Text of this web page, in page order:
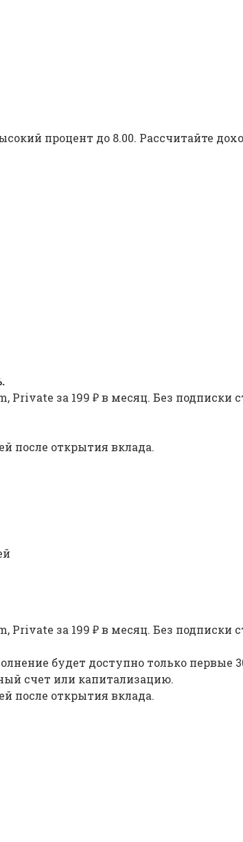
процент до 8.00. Рассчитайте
за 199 ₽ в месяц. Без подписки
после открытия вклада.
за 199 ₽ в месяц. Без подписки
будет доступно только первые
счет или капитализацию.
после открытия вклада.